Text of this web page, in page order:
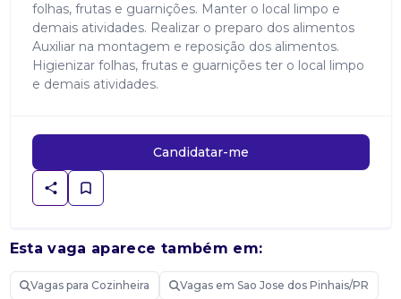
folhas, frutas e guarnições. Manter o local limpo e
demais atividades. Realizar o preparo dos alimentos
Auxiliar na montagem e reposição dos alimentos.
Higienizar folhas, frutas e guarnições ter o local limpo
e demais atividades.
Candidatar-me
Esta vaga aparece também em:
Vagas para Cozinheira Vagas em Sao Jose dos Pinhais/PR